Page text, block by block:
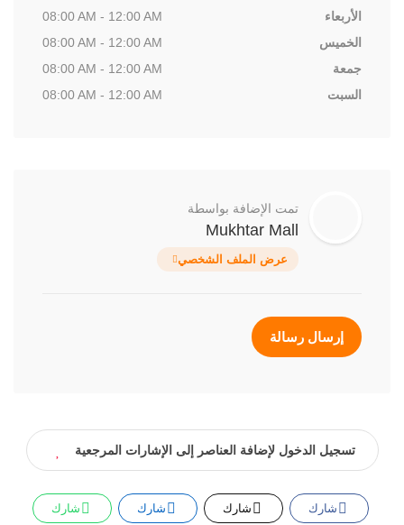
الأربعاء
08:00 AM - 12:00 AM
الخميس
08:00 AM - 12:00 AM
جمعة
08:00 AM - 12:00 AM
السبت
08:00 AM - 12:00 AM
تمت الإضافة بواسطة
Mukhtar Mall
عرض الملف الشخصي
إرسال رسالة
تسجيل الدخول لإضافة العناصر إلى الإشارات المرجعية
شارك شارك شارك شارك